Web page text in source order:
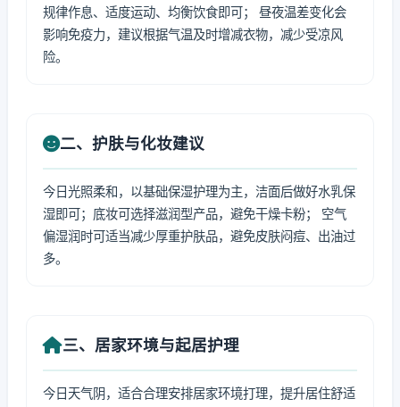
规律作息、适度运动、均衡饮食即可； 昼夜温差变化会
影响免疫力，建议根据气温及时增减衣物，减少受凉风
险。
二、护肤与化妆建议
今日光照柔和，以基础保湿护理为主，洁面后做好水乳保
湿即可；底妆可选择滋润型产品，避免干燥卡粉； 空气
偏湿润时可适当减少厚重护肤品，避免皮肤闷痘、出油过
多。
三、居家环境与起居护理
今日天气阴，适合合理安排居家环境打理，提升居住舒适